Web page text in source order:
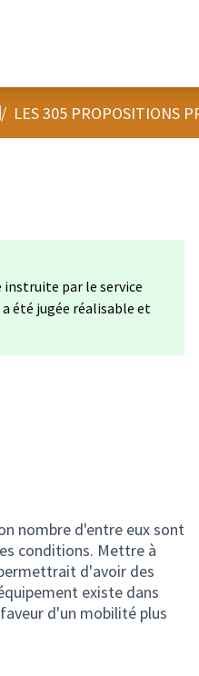
utilisateur
/ LES 305 PROPOSITIONS
par le service
été jugée réalisable et
nombre d'entre eux sont
conditions. Mettre à
d'avoir des
existe dans
d'un mobilité plus